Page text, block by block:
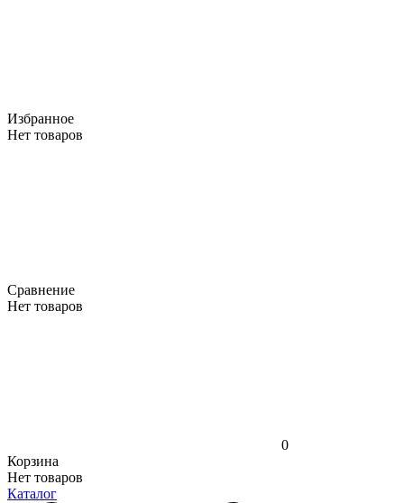
Избранное
Нет товаров
Сравнение
Нет товаров
0
Корзина
Нет товаров
Каталог